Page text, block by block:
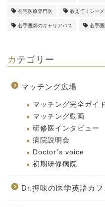
在宅医療専門医 教えて！シーメ
若手医師のキャリアパス 若手
カテゴリー
マッチング広場
マッチング完全ガイド
マッチング動画
研修医インタビュー
病院説明会
Doctor’s voice
初期研修病院
Dr.押味の医学英語カフ